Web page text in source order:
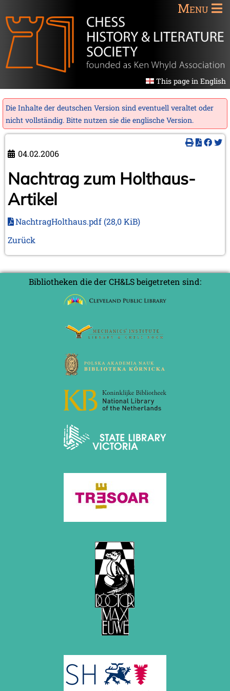
Menu
This page in English
Die Inhalte der deutschen Version sind eventuell veraltet oder
nicht vollständig. Bitte nutzen sie die englische Version.
04.02.2006
Nachtrag zum Holthaus-
Artikel
NachtragHolthaus.pdf (28,0 KiB)
Zurück
Bibliotheken die der CH&LS beigetreten sind: